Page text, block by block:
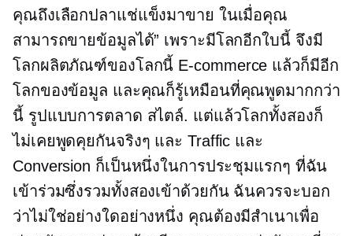
คุณถึงเลือกปลาแช่แข็งมาขาย ในเมื่อคุณ
สามารถขายข้อมูลได้” เพราะมีโลกอีกใบนี้ จึงมี
โลกผลิตภัณฑ์ของโลกนี้ E-commerce แล้วก็มีอีก
โลกของข้อมูล และคุณก็รู้เหมือนที่คุณพูดมากกว่า
นี้ รูปแบบการตลาด สไตล์. แต่แล้วโลกทั้งสองก็
ไม่เคยพูดคุยกันจริงๆ และ Traffic และ
Conversion ก็เป็นหนึ่งในการประชุมแรกๆ ที่ฉัน
เข้าร่วมซึ่งรวมทั้งสองเข้าด้วยกัน ฉันควรจะบอก
ว่าไม่ใช่อย่างใดอย่างหนึ่ง คุณต้องมีสำเนาเพื่อ